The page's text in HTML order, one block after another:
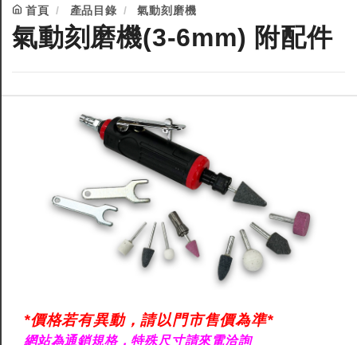
首頁 產品目錄 氣動刻磨機
氣動刻磨機(3-6mm) 附配件
*價格若有異動，請以門市售價為準*
網站為通銷規格，特殊尺寸請來電洽詢